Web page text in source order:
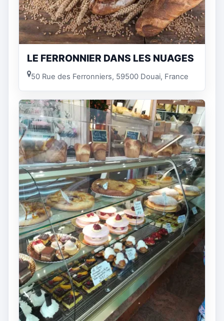
LE FERRONNIER DANS LES NUAGES
50 Rue des Ferronniers, 59500 Douai, France